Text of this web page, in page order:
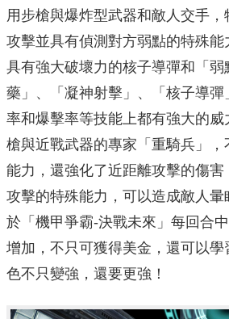
用步槍與爆炸型武器和敵人交手
攻擊並具有偵測對方弱點的特殊能
具有強大破壞力的核子導彈和「弱
藥」、「凝神射擊」、「核子導彈
率和爆擊率等技能上都有強大的
槍與近戰武器的專家「重騎兵」
能力，還強化了近距離攻擊的傷害
攻擊的特殊能力，可以造成敵人
於「機甲爭霸-決戰未來」每回合
增加，不只可獲得美金，還可以學
色不只變強，還要更強！